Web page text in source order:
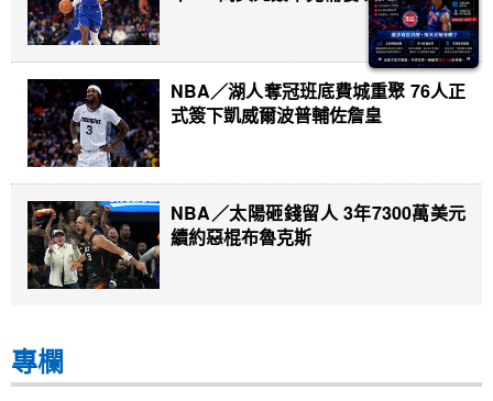
NBA／湖人奪冠班底費城重聚 76人正
式簽下凱威爾波普輔佐詹皇
NBA／太陽砸錢留人 3年7300萬美元
續約惡棍布魯克斯
專欄